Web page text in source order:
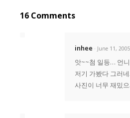
16 Comments
inhee · June 11, 2005
앗~~첨 일등… 언
저기 가봤다 그러
사진이 너무 재밌